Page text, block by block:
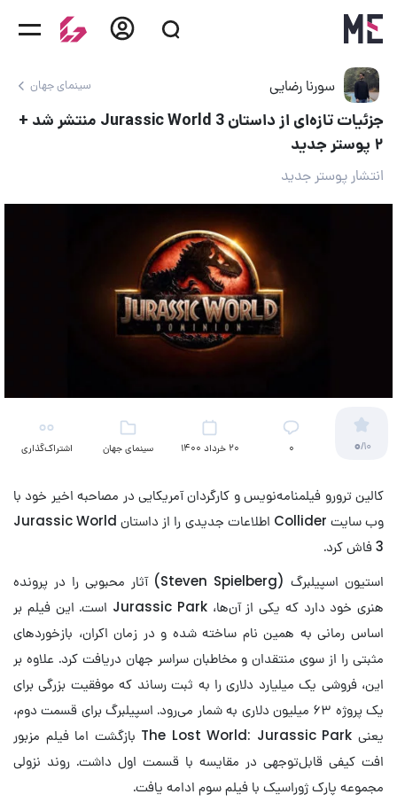
سورنا رضایی سینمای جهان
جزئیات تازه‎‌ای از داستان Jurassic World 3 منتشر شد +
۲ پوستر جدید
انتشار پوستر جدید
0/10 ۰ 20 خرداد 1400 سینمای جهان اشتراک‌گذاری
کالین ترورو فیلمنامه‌نویس و کارگردان آمریکایی در مصاحبه اخیر خود با
وب سایت Collider اطلاعات جدیدی را از داستان Jurassic World
3 فاش کرد.
استیون اسپیلبرگ (Steven Spielberg) آثار محبوبی را در پرونده
هنری خود دارد که یکی از آن‌ها، Jurassic Park است. این فیلم بر
اساس رمانی به همین نام ساخته شده و در زمان اکران، بازخوردهای
مثبتی را از سوی منتقدان و مخاطبان سراسر جهان دریافت کرد. علاوه بر
این، فروشی یک میلیارد دلاری را به ثبت رساند که موفقیت بزرگی برای
یک پروژه ۶۳ میلیون دلاری به شمار می‌رود. اسپیلبرگ برای قسمت دوم،
یعنی The Lost World: Jurassic Park بازگشت اما فیلم مزبور
افت کیفی قابل‌توجهی در مقایسه با قسمت اول داشت. روند نزولی
مجموعه پارک ژوراسیک با فیلم سوم ادامه یافت.